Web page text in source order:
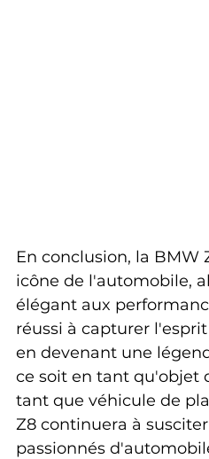
En conclusion, la BMW
icône de l'automobile,
élégant aux
réussi à capturer
en devenant une
ce soit en tant qu'objet
tant que véhicule de
Z8 continuera à
passionnés